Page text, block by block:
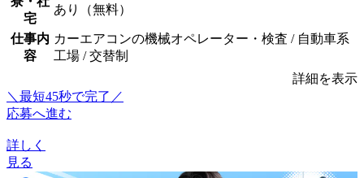
宅
あり（無料）
仕事内
容
カーエアコンの機械オペレーター・検査 / 自動車系
工場 / 交替制
詳細を表示
＼最短45秒で完了／
応募へ進む
詳しく
見る